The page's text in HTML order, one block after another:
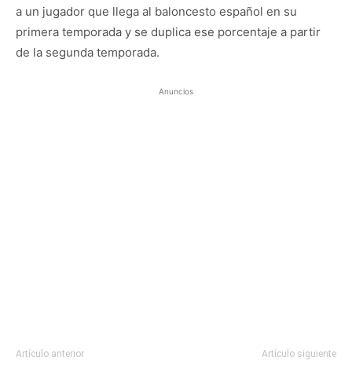
a un jugador que llega al baloncesto español en su
primera temporada y se duplica ese porcentaje a partir
de la segunda temporada.
Anuncios
Artículo anterior Artículo siguiente